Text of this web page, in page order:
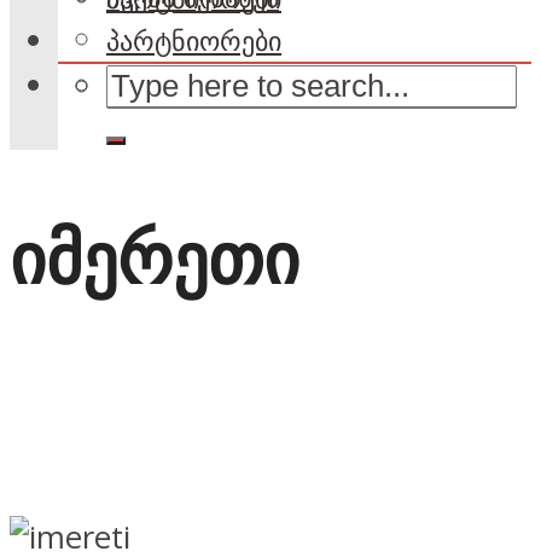
პარტნიორები
იმერეთი